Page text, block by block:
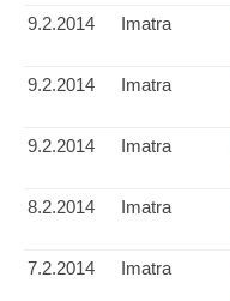
9.2.2014 Imatra
9.2.2014 Imatra
9.2.2014 Imatra
8.2.2014 Imatra
7.2.2014 Imatra